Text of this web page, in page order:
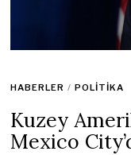
HABERLER / POLITIKA
Kuzey
Mexico